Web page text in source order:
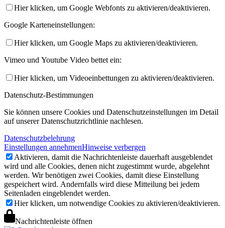
Hier klicken, um Google Webfonts zu aktivieren/deaktivieren.
Google Karteneinstellungen:
Hier klicken, um Google Maps zu aktivieren/deaktivieren.
Vimeo und Youtube Video bettet ein:
Hier klicken, um Videoeinbettungen zu aktivieren/deaktivieren.
Datenschutz-Bestimmungen
Sie können unsere Cookies und Datenschutzeinstellungen im Detail
auf unserer Datenschutzrichtlinie nachlesen.
Datenschutzbelehrung
Einstellungen annehmenHinweise verbergen
Aktivieren, damit die Nachrichtenleiste dauerhaft ausgeblendet
wird und alle Cookies, denen nicht zugestimmt wurde, abgelehnt
werden. Wir benötigen zwei Cookies, damit diese Einstellung
gespeichert wird. Andernfalls wird diese Mitteilung bei jedem
Seitenladen eingeblendet werden.
Hier klicken, um notwendige Cookies zu aktivieren/deaktivieren.
Nachrichtenleiste öffnen